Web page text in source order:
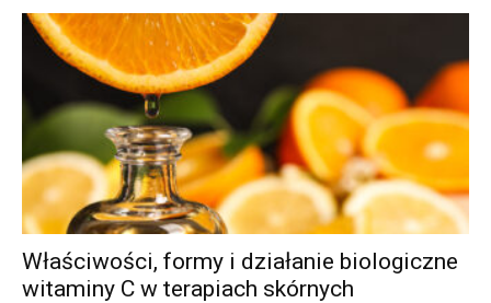
Właściwości, formy i działanie biologiczne
witaminy C w terapiach skórnych